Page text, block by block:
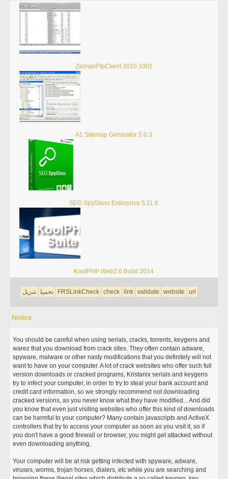
ZalmanFtpClient 2010 1001
A1 Sitemap Generator 5.0.3
SEO SpyGlass Enterprise 5.11.6
KoolPHP Web2.0 Build 2014
تحميل تنزيل FRSLinkCheck check link validate website url
Notice
You should be careful when using serials, cracks, torrents, keygens and
warez that you download from crack sites. They often contain adware,
spyware, malware or other nasty modifications that you definitely will not
want to have on your computer. A lot of crack websites who offer such full
version downloads or cracked programs, Kristanix serials and keygens
try to infect your computer, in order to try to steal your bank account and
credit card information, so we strongly recommend not downloading
cracked versions, as you never know what they have modified... And did
you know that even just visiting websites who offer this kind of downloads
can be harmful to your computer? Many contain javascripts and ActiveX
controllers that try to access your computer as soon as you visit it, so if
you don't have a good firewall or browser, you might get attacked without
even downloading anything.
Your computer will be at risk getting infected with spyware, adware,
viruses, worms, trojan horses, dialers, etc while you are searching and